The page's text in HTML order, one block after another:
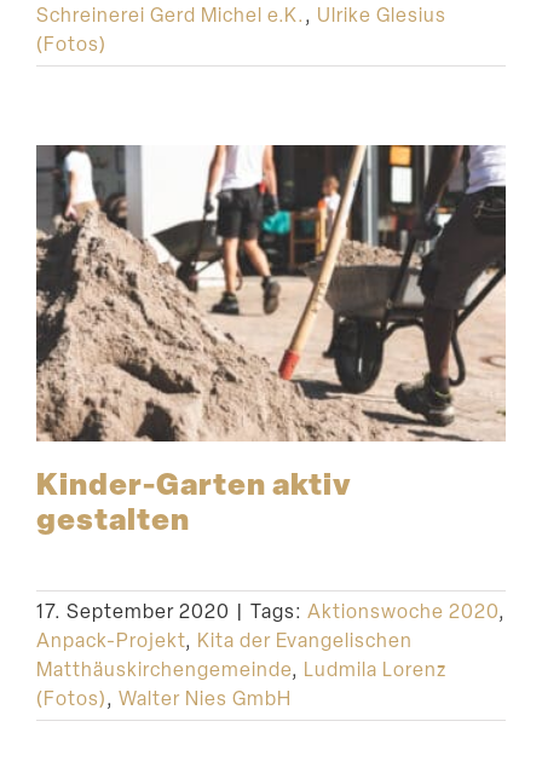
Schreinerei Gerd Michel e.K., Ulrike Glesius
(Fotos)
Kinder-Garten aktiv
gestalten
17. September 2020 | Tags: Aktionswoche 2020,
Anpack-Projekt, Kita der Evangelischen
Matthäuskirchengemeinde, Ludmila Lorenz
(Fotos), Walter Nies GmbH